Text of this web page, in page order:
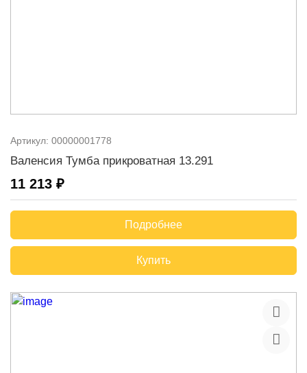
Артикул: 00000001778
Валенсия Тумба прикроватная 13.291
11 213 ₽
Подробнее
Купить